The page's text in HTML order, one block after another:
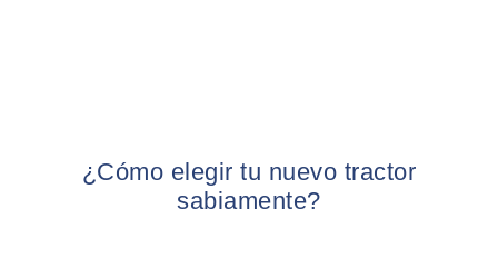
¿Cómo elegir tu nuevo tractor
sabiamente?